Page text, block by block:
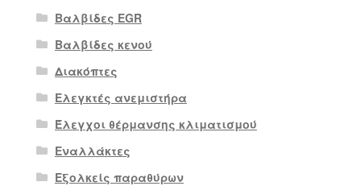
Βαλβίδες EGR
Βαλβίδες κενού
Διακόπτες
Ελεγκτές ανεμιστήρα
Έλεγχοι θέρμανσης κλιματισμού
Εναλλάκτες
Εξολκείς παραθύρων